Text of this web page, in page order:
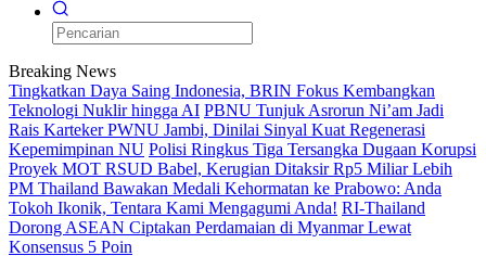
Breaking News
Tingkatkan Daya Saing Indonesia, BRIN Fokus Kembangkan
Teknologi Nuklir hingga AI PBNU Tunjuk Asrorun Ni’am Jadi
Rais Karteker PWNU Jambi, Dinilai Sinyal Kuat Regenerasi
Kepemimpinan NU Polisi Ringkus Tiga Tersangka Dugaan Korupsi
Proyek MOT RSUD Babel, Kerugian Ditaksir Rp5 Miliar Lebih
PM Thailand Bawakan Medali Kehormatan ke Prabowo: Anda
Tokoh Ikonik, Tentara Kami Mengagumi Anda! RI-Thailand
Dorong ASEAN Ciptakan Perdamaian di Myanmar Lewat
Konsensus 5 Poin